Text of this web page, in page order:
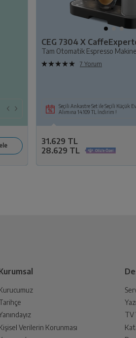
Tam Otomatik Espresso
7 Yorum
Seçili Ankastre Set ile Seçili Küçük
Alımına 14.109 TL İndirim !
31.629 TL
28.629 TL
Verilerin Korunması
TV